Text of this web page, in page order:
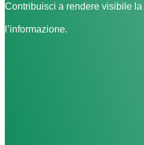
Contribuisci a rendere visibile
l’informazione.